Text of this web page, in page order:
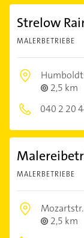
Strelow
MALERBETRIEBE
2,5 km
040 2 20
MALERBETRIEBE
2,5 km